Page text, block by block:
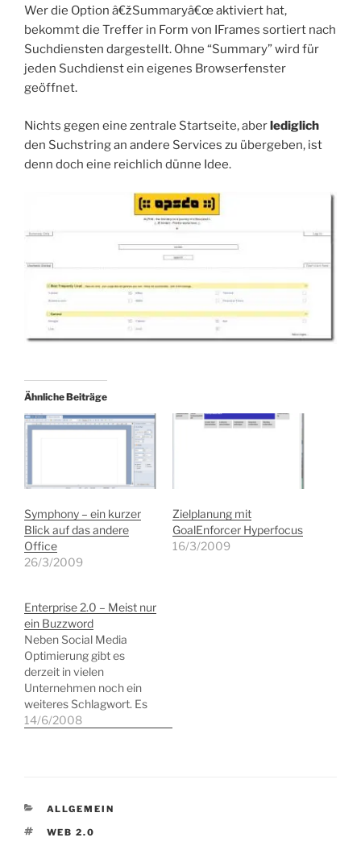
Wer die Option â€žSummaryâ€œ aktiviert hat,
bekommt die Treffer in Form von IFrames sortiert nach
Suchdiensten dargestellt. Ohne “Summary” wird für
jeden Suchdienst ein eigenes Browserfenster
geöffnet.
Nichts gegen eine zentrale Startseite, aberlediglich
den Suchstring an andere Services zu übergeben, ist
denn doch eine reichlich dünne Idee.
Ähnliche Beiträge
Symphony – ein kurzer
Blick auf das andere
Office
26/3/2009
Zielplanung mit
GoalEnforcer Hyperfocus
16/3/2009
Enterprise 2.0 – Meist nur
ein Buzzword
Neben Social Media
Optimierung gibt es
derzeit in vielen
Unternehmen noch ein
weiteres Schlagwort. Es
gilt sich fit zu machen für
schnell als der eine oder
andere unbedarfte
14/6/2008
KATEGORIEN
ALLGEMEIN
SCHLAGWÖRTER
WEB 2.0